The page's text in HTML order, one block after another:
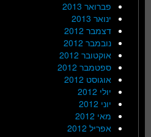
פברואר 2013
ינואר 2013
דצמבר 2012
נובמבר 2012
אוקטובר 2012
ספטמבר 2012
אוגוסט 2012
יולי 2012
יוני 2012
מאי 2012
אפריל 2012